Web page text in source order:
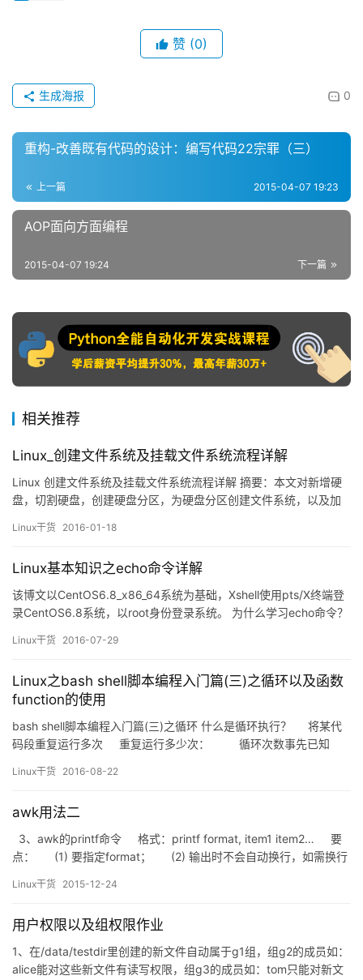
赞 (0)
0
生成海报
重构-改善既有代码的设计：编写代码22宗罪（三）
上一篇 2015-04-07 19:23
AOP面向方面编程
下一篇
2015-04-07 19:24
相关推荐
Linux_创建文件系统及挂载文件系统流程详解
Linux 创建文件系统及挂载文件系统流程详解 摘要：本文对新增硬
盘，切割硬盘，创建硬盘分区，为硬盘分区创建文件系统，以及加
过程；本文涉及fdisk、mkfs、mount … … 等工具；对/etc/fstab
Linux干货 2016-01-18
Linux基本知识之echo命令详解
该博文以CentOS6.8_x86_64系统为基础，Xshell使用pts/X终端登
录CentOS6.8系统，以root身份登录系统。 为什么学习echo命令？
的命令，通常用在脚本语言和批处理文件中来在标准输出或者文件
Linux干货 2016-07-29
Linux之bash shell脚本编程入门篇(三)之循环以及函数
function的使用
bash shell脚本编程入门篇(三)之循环 什么是循环执行？ 将某代
码段重复运行多次 重复运行多少次： 循环次数事先已知
Linux干货 2016-08-22
awk用法二
3、awk的printf命令 格式：printf format, item1 item2… 要
点： (1) 要指定format； (2) 输出时不会自动换行，如需换行
Linux干货 2015-12-24
用户权限以及组权限作业
1、在/data/testdir里创建的新文件自动属于g1组，组g2的成员如：
alice能对这些新文件有读写权限，组g3的成员如：tom只能对新文